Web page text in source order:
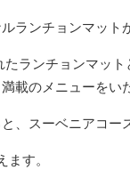
ランチョンマット
ランチョンマッ
載のメニューをい
、スーベニアコー
す。